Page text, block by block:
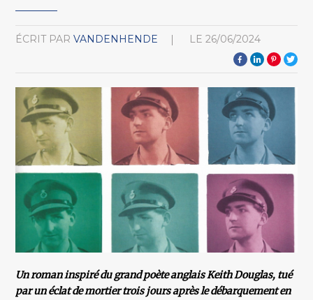
ÉCRIT PAR VANDENHENDE LE 26/06/2024
Un roman inspiré du grand poète anglais Keith Douglas, tué
par un éclat de mortier trois jours après le débarquement en